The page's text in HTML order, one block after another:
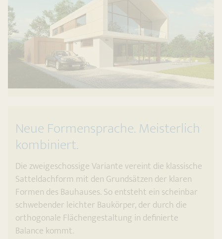
Neue Formensprache. Meisterlich
kombiniert.
Die zweigeschossige Variante vereint die klassische
Satteldachform mit den Grundsätzen der klaren
Formen des Bauhauses. So entsteht ein scheinbar
schwebender leichter Baukörper, der durch die
orthogonale Flächengestaltung in definierte
Balance kommt.